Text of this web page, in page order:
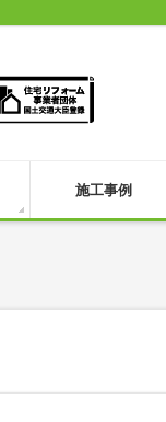
施工事例